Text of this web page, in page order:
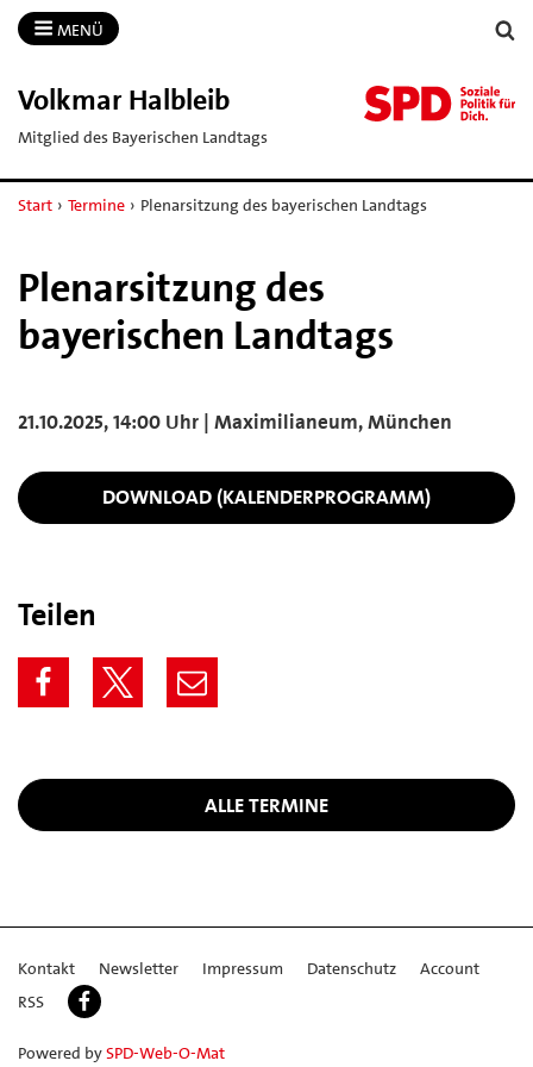
MENÜ
Volkmar Halbleib
Mitglied des Bayerischen Landtags
Start › Termine › Plenarsitzung des bayerischen Landtags
Plenarsitzung des
bayerischen Landtags
21.10.2025, 14:00 Uhr | Maximilianeum, München
DOWNLOAD (KALENDERPROGRAMM)
Teilen
ALLE TERMINE
Kontakt Newsletter Impressum Datenschutz
Account
RSS
Powered bySPD-Web-O-Mat